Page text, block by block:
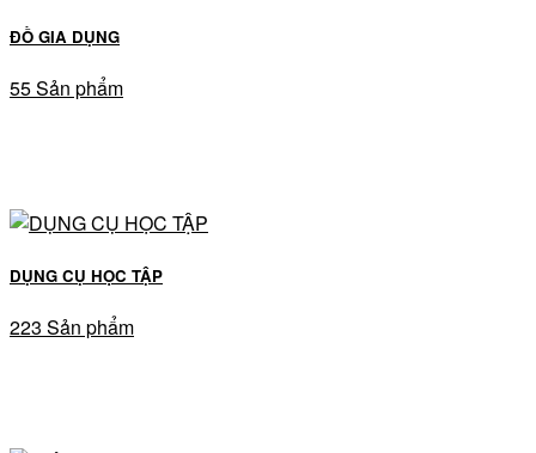
ĐỒ GIA DỤNG
55 Sản phẩm
DỤNG CỤ HỌC TẬP
223 Sản phẩm